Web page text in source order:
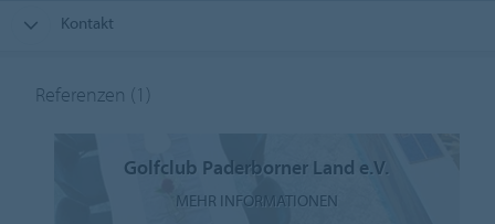
Kontakt
Referenzen (1)
Golfclub Paderborner Land e.V.
MEHR INFORMATIONEN